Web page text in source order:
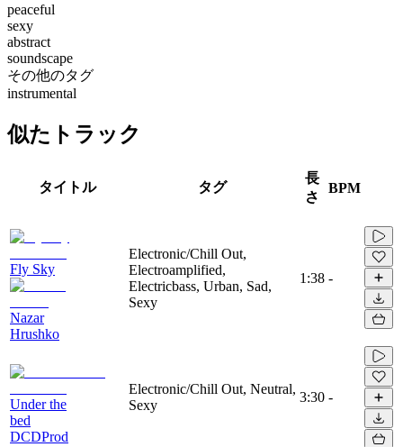
peaceful
sexy
abstract
soundscape
その他のタグ
instrumental
似たトラック
タイトル タグ
長
さ
BPM
Fly Sky
Nazar
Hrushko
Electronic/Chill Out,
Electroamplified,
Electricbass, Urban, Sad,
Sexy
1:38 -
Under the
bed
DCDProd
Electronic/Chill Out, Neutral,
Sexy
3:30 -